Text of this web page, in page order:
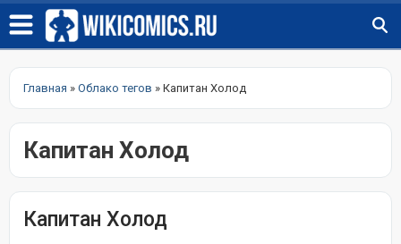
Главная » Облако тегов » Капитан Холод
Капитан Холод
Капитан Холод